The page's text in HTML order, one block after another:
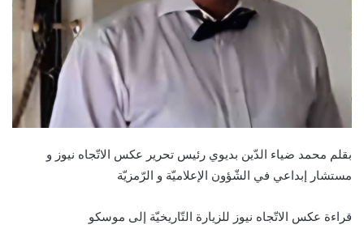
بقلم محمد ضياء الدّين بديوي رئيس تحرير عكس الاتّجاه نيوز و
مستشار إبداعي في الشّؤون الإعلاميّة و الرّمزيّة
قراءة عكس الاتّجاه نيوز للزيارة التّاريخيّة إلى موسكو